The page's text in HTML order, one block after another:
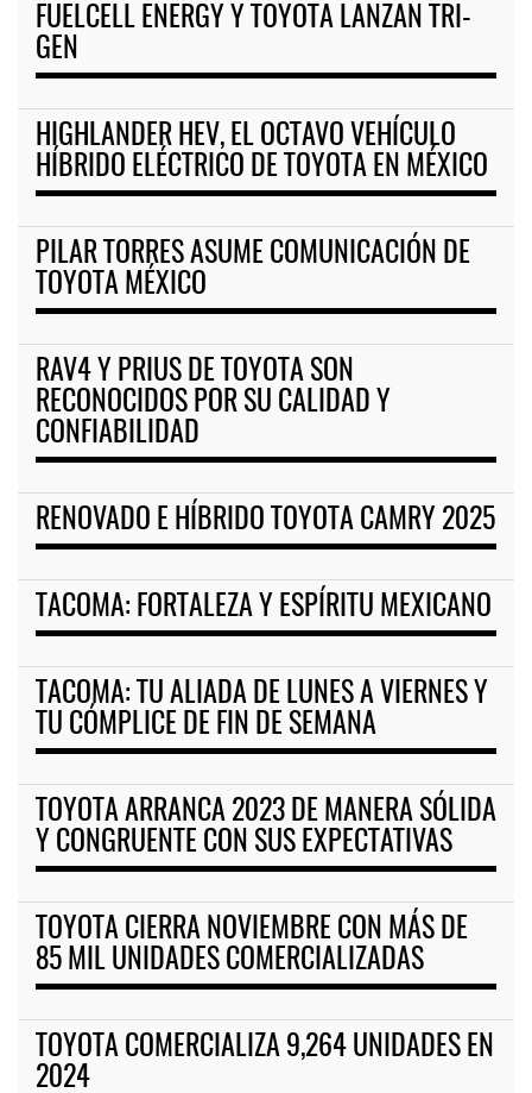
FUELCELL ENERGY Y TOYOTA LANZAN TRI-
GEN
HIGHLANDER HEV, EL OCTAVO VEHÍCULO
HÍBRIDO ELÉCTRICO DE TOYOTA EN MÉXICO
PILAR TORRES ASUME COMUNICACIÓN DE
TOYOTA MÉXICO
RAV4 Y PRIUS DE TOYOTA SON
RECONOCIDOS POR SU CALIDAD Y
CONFIABILIDAD
RENOVADO E HÍBRIDO TOYOTA CAMRY 2025
TACOMA: FORTALEZA Y ESPÍRITU MEXICANO
TACOMA: TU ALIADA DE LUNES A VIERNES Y
TU CÓMPLICE DE FIN DE SEMANA
TOYOTA ARRANCA 2023 DE MANERA SÓLIDA
Y CONGRUENTE CON SUS EXPECTATIVAS
TOYOTA CIERRA NOVIEMBRE CON MÁS DE
85 MIL UNIDADES COMERCIALIZADAS
TOYOTA COMERCIALIZA 9,264 UNIDADES EN
2024